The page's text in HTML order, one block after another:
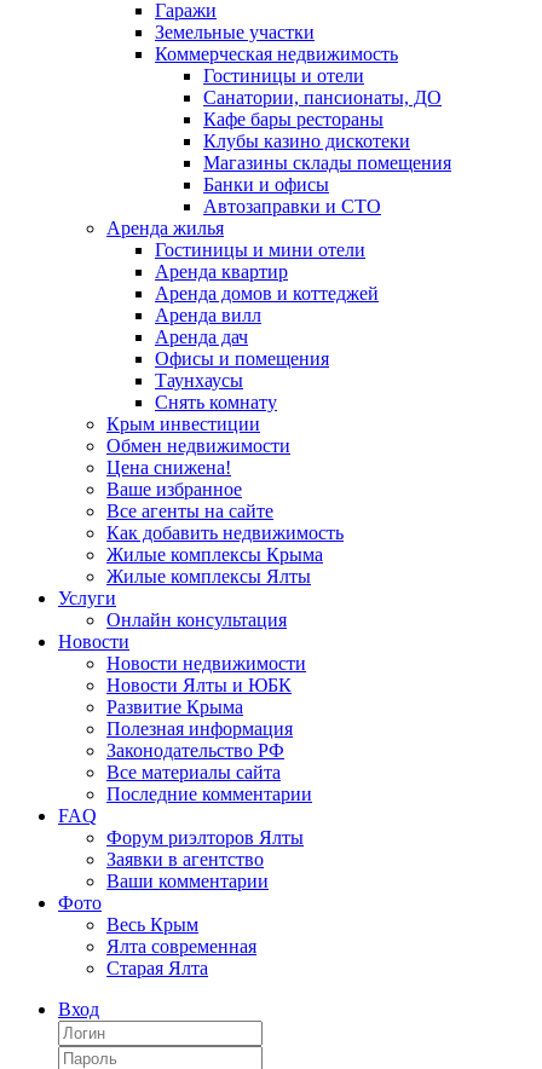
Гаражи
Земельные участки
Коммерческая недвижимость
Гостиницы и отели
Санатории, пансионаты, ДО
Кафе бары рестораны
Клубы казино дискотеки
Магазины склады помещения
Банки и офисы
Автозаправки и СТО
Аренда жилья
Гостиницы и мини отели
Аренда квартир
Аренда домов и коттеджей
Аренда вилл
Аренда дач
Офисы и помещения
Таунхаусы
Снять комнату
Крым инвестиции
Обмен недвижимости
Цена снижена!
Ваше избранное
Все агенты на сайте
Как добавить недвижимость
Жилые комплексы Крыма
Жилые комплексы Ялты
Услуги
Онлайн консультация
Новости
Новости недвижимости
Новости Ялты и ЮБК
Развитие Крыма
Полезная информация
Законодательство РФ
Все материалы сайта
Последние комментарии
FAQ
Форум риэлторов Ялты
Заявки в агентство
Ваши комментарии
Фото
Весь Крым
Ялта современная
Старая Ялта
Вход